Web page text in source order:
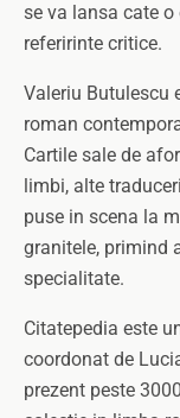
se va lansa cate
referirinte critice.
Valeriu Butulescu
roman
Cartile sale de
limbi, alte
puse in scena la
granitele, primind
specialitate.
Citatepedia este
coordonat de
prezent peste